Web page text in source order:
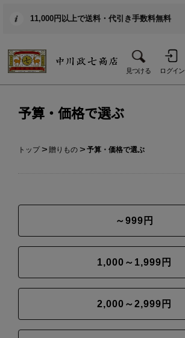
11,000円以上で送料・代引き手数料無料
見つける ログイン
予算・価格で選ぶ
トップ 贈りもの 予算・価格で選ぶ
～999円
1,000～1,999円
2,000～2,999円